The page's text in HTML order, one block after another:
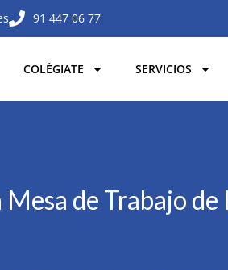
91 447 06 77
COLÉGIATE SERVICIOS
Mesa de Trabajo